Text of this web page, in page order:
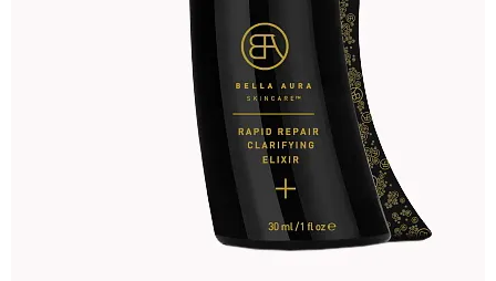
BELLA AURA RAPID REPAIR
CLARIFYING ELIXIR